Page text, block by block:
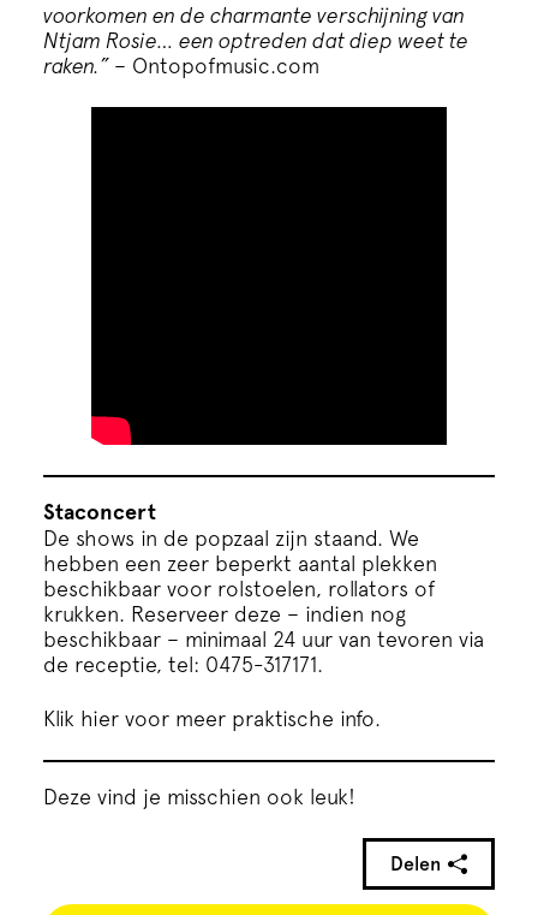
voorkomen en de charmante verschijning van
Ntjam Rosie… een optreden dat diep weet te
raken.”– Ontopofmusic.com
Staconcert
De shows in de popzaal zijn staand. We
hebben een zeer beperkt aantal plekken
beschikbaar voor rolstoelen, rollators of
krukken. Reserveer deze – indien nog
beschikbaar – minimaal 24 uur van tevoren via
de receptie, tel: 0475-317171.
Klik hier voor meer praktische info.
Deze vind je misschien ook leuk!
Delen